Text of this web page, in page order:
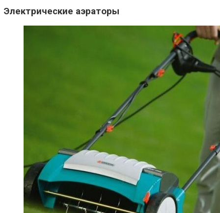
Электрические аэраторы